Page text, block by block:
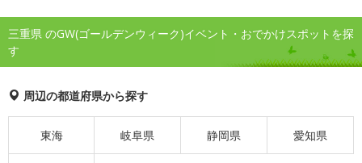
三重県 のGW(ゴールデンウィーク)イベント・おでかけスポットを探
す
周辺の都道府県から探す
東海 岐阜県 静岡県 愛知県